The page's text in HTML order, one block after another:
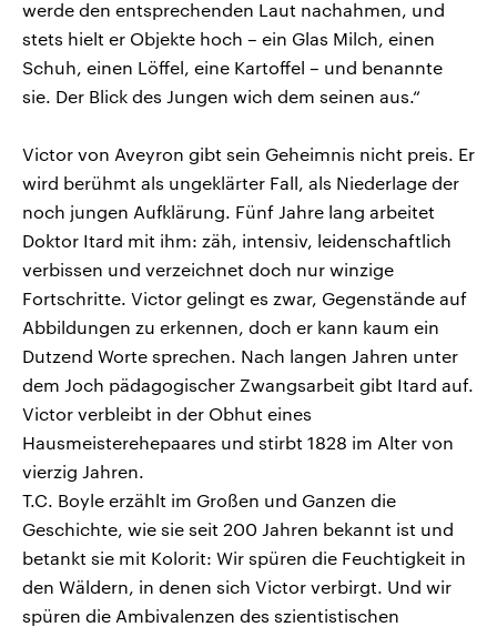
werde den entsprechenden Laut nachahmen, und
stets hielt er Objekte hoch – ein Glas Milch, einen
Schuh, einen Löffel, eine Kartoffel – und benannte
sie. Der Blick des Jungen wich dem seinen aus.“
Victor von Aveyron gibt sein Geheimnis nicht preis. Er
wird berühmt als ungeklärter Fall, als Niederlage der
noch jungen Aufklärung. Fünf Jahre lang arbeitet
Doktor Itard mit ihm: zäh, intensiv, leidenschaftlich
verbissen und verzeichnet doch nur winzige
Fortschritte. Victor gelingt es zwar, Gegenstände auf
Abbildungen zu erkennen, doch er kann kaum ein
Dutzend Worte sprechen. Nach langen Jahren unter
dem Joch pädagogischer Zwangsarbeit gibt Itard auf.
Victor verbleibt in der Obhut eines
Hausmeisterehepaares und stirbt 1828 im Alter von
vierzig Jahren.
T.C. Boyle erzählt im Großen und Ganzen die
Geschichte, wie sie seit 200 Jahren bekannt ist und
betankt sie mit Kolorit: Wir spüren die Feuchtigkeit in
den Wäldern, in denen sich Victor verbirgt. Und wir
spüren die Ambivalenzen des szientistischen